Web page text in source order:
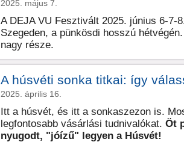
2025. május 7.
A DEJA VU Fesztivált 2025. június 6-7-
Szegeden, a pünkösdi hosszú
nagy része.
A húsvéti sonka titkai: így
2025. április 16.
Itt a húsvét, és itt a sonkaszezon is.
legfontosabb vásárlási tudnivalókat. Öt
nyugodt, "jóízű" legyen a Húsvét!